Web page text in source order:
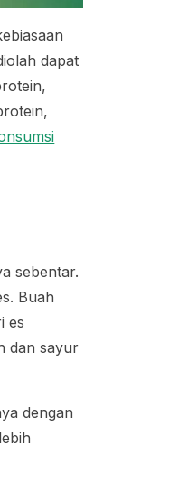
dapat
sebentar.
Buah
es
dan sayur
dengan
lebih